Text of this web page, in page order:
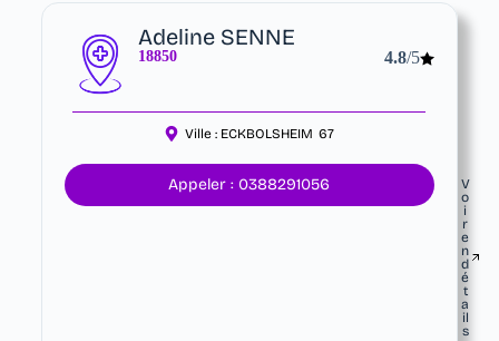
Adeline SENNE
18850 4.8/5
Ville : ECKBOLSHEIM 67
Appeler : 0388291056
V
o
i
r
e
n
d
é
t
a
il
s